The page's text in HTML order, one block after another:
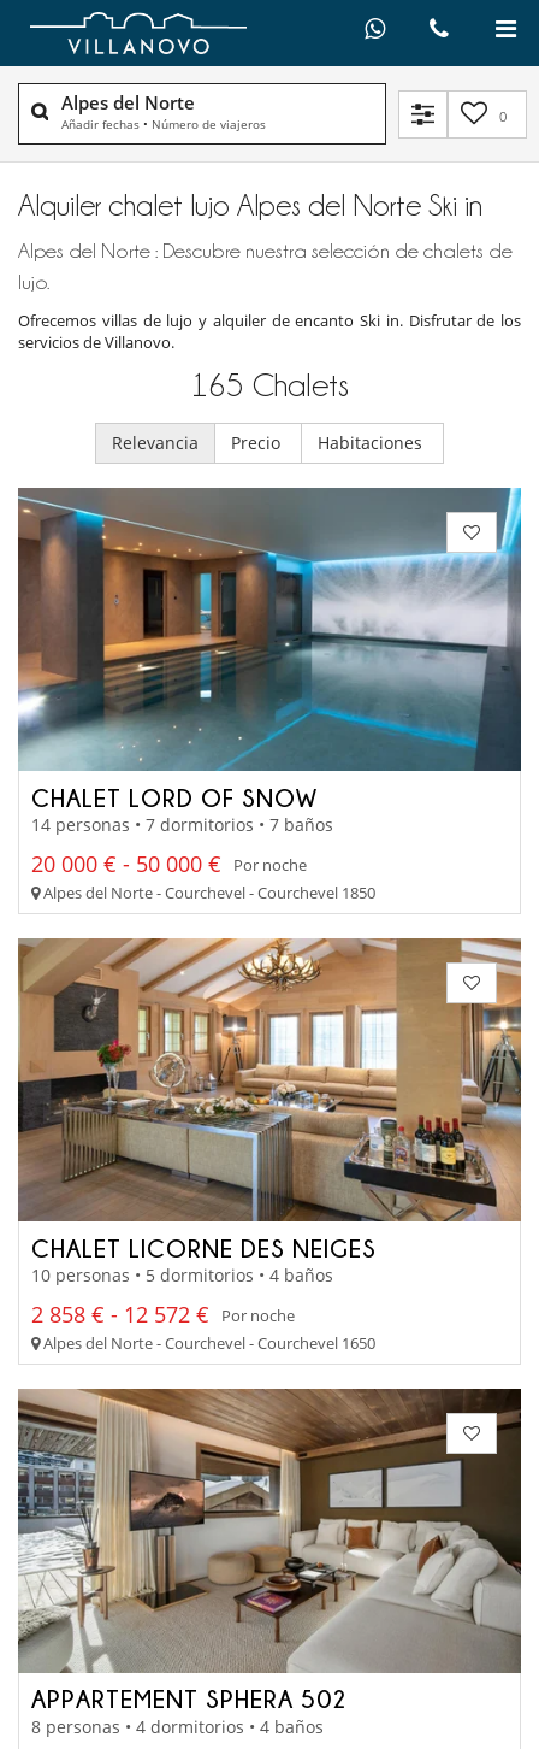
Alpes del Norte
Añadir fechas • Número de viajeros 0
Alquiler chalet lujo Alpes del Norte Ski in
Alpes del Norte : Descubre nuestra selección de chalets de
lujo.
Ofrecemos villas de lujo y alquiler de encanto Ski in. Disfrutar de los
servicios de Villanovo.
165 Chalets
Relevancia Precio Habitaciones
CHALET LORD OF SNOW
14 personas • 7 dormitorios • 7 baños
20 000 € - 50 000 €
Por noche
Alpes del Norte - Courchevel - Courchevel 1850
CHALET LICORNE DES NEIGES
10 personas • 5 dormitorios • 4 baños
2 858 € - 12 572 €
Por noche
Alpes del Norte - Courchevel - Courchevel 1650
APPARTEMENT SPHERA 502
8 personas • 4 dormitorios • 4 baños